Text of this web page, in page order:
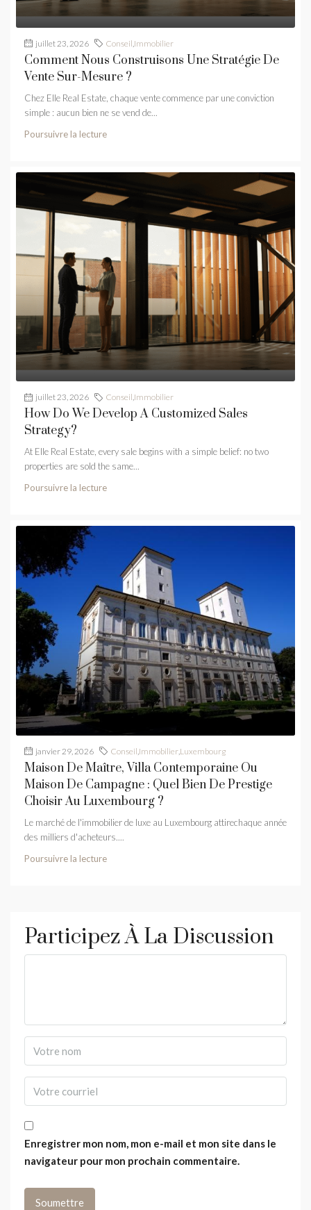
juillet 23, 2026 Conseil Immobilier
Comment Nous Construisons Une Stratégie De
Vente Sur-Mesure ?
Chez Elle Real Estate, chaque vente commence par une conviction
simple : aucun bien ne se vend de...
Poursuivre la lecture
juillet 23, 2026 Conseil,Immobilier
How Do We Develop A Customized Sales
Strategy?
At Elle Real Estate, every sale begins with a simple belief: no two
properties are sold the same...
Poursuivre la lecture
janvier 29, 2026 Conseil Immobilier Luxembourg
Maison De Maître, Villa Contemporaine Ou
Maison De Campagne : Quel Bien De Prestige
Choisir Au Luxembourg ?
Le marché de l'immobilier de luxe au Luxembourg attirechaque année
des milliers d'acheteurs....
Poursuivre la lecture
Participez À La Discussion
Enregistrer mon nom, mon e-mail et mon site dans le
navigateur pour mon prochain commentaire.